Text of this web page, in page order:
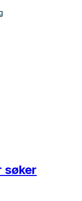
søker